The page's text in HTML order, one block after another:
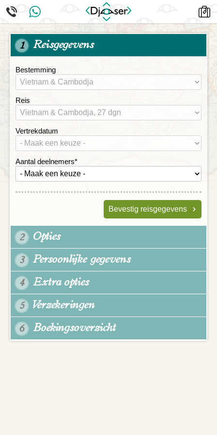
1 Reisgegevens
Bestemming
Reis
Vertrekdatum
Aantal deelnemers*
Bevestig reisgegevens
2 Opties
3 Persoonlijke gegevens
4 Extra opties
5 Verzekeringen
6 Boekingsoverzicht